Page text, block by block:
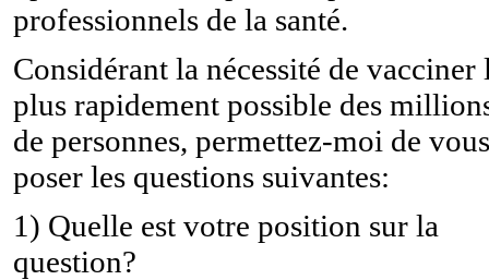
professionnels de la santé.
Considérant la nécessité de vacciner
plus rapidement possible des
de personnes, permettez-moi de vous
poser les questions suivantes:
1) Quelle est votre position sur la
question?